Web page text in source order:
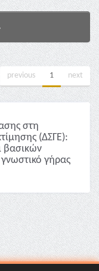
previous 1 next
στη
(ΔΣΓΕ):
βασικών
γήρας